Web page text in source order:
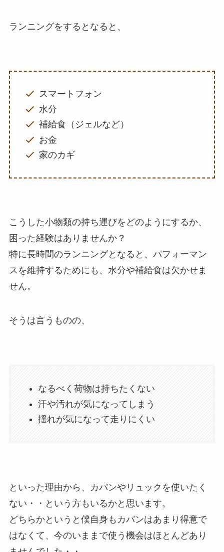
ランニングをするとなると、
スマートフォン
水分
補給食（ジェルなど）
お金
家のカギ
こうした小物類の持ち運びをどのようにするか、
困った経験はありませんか？
特に長時間のランニングとなると、パフォーマン
スを維持するためにも、水分や補給食は欠かせま
せん。
そうは言うものの、
なるべく荷物は持ちたくない
汗や汚れが気になってしまう
揺れが気になって走りにくい
といった理由から、カバンやリュックを使いたく
ない・・という方もいるかと思います。
どちらかというと僕自身もカバンはあまり得意で
はなくて、今のいままで使う機会はほとんどあり